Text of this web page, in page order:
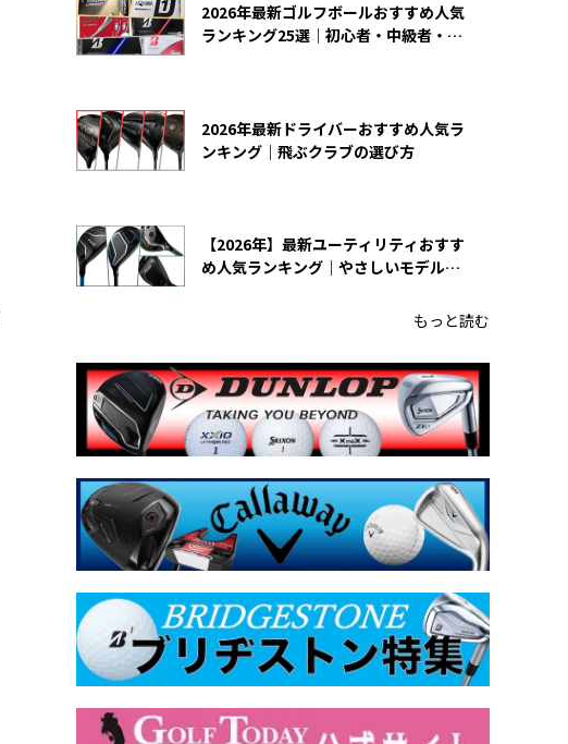
2026年最新ゴルフボールおすすめ人気
ランキング25選｜初心者・中級者・上
2026年最新ドライバーおすすめ人気ラ
ンキング｜飛ぶクラブの選び方
【2026年】最新ユーティリティおすす
め人気ランキング｜やさしいモデルの
もっと読む